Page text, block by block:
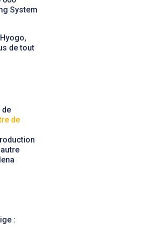
System
de tout
de
: